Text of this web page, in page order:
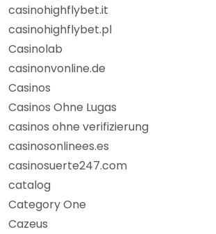
casinohighflybet.it
casinohighflybet.pl
Casinolab
casinonvonline.de
Casinos
Casinos Ohne Lugas
casinos ohne verifizierung
casinosonlinees.es
casinosuerte247.com
catalog
Category One
Cazeus